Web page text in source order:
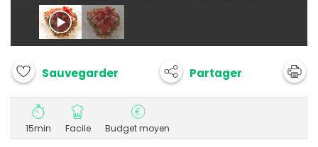
Sauvegarder Partager
15min Facile Budget moyen